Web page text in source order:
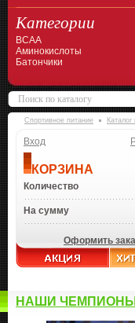
Категории
BCAA
Аминокислоты
Батончики
Спортивное питание
Вход
КОРЗИНА
Количество
На сумму
Оформить
НАШИ ЧЕМПИОНЫ